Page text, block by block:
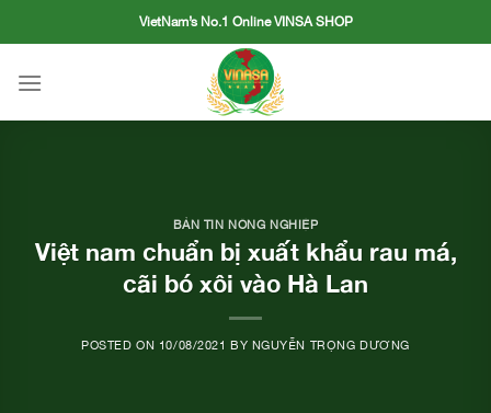
to
VietNam’s No.1 Online VINSA SHOP
BẢN TIN NÔNG NGHIỆP
Việt nam chuẩn bị xuất khẩu rau má,
cãi bó xôi vào Hà Lan
POSTED ON 10/08/2021 BY NGUYỄN TRỌNG DƯƠNG